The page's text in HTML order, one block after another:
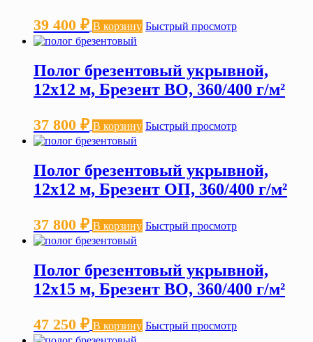
39 400 ₽ В корзину Быстрый просмотр
Полог брезентовый укрывной,
12х12 м, Брезент ВО, 360/400 г/м²
37 800 ₽ В корзину Быстрый просмотр
Полог брезентовый укрывной,
12х12 м, Брезент ОП, 360/400 г/м²
37 800 ₽ В корзину Быстрый просмотр
Полог брезентовый укрывной,
12х15 м, Брезент ВО, 360/400 г/м²
47 250 ₽ В корзину Быстрый просмотр